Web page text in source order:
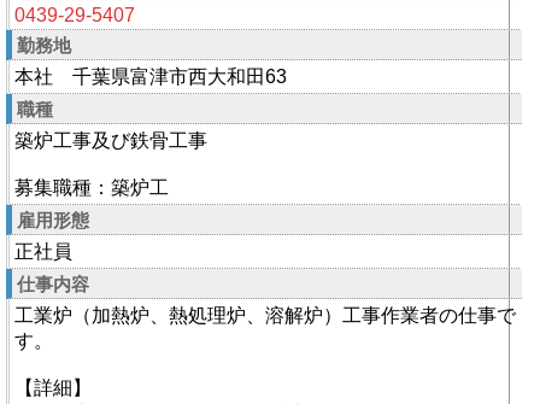
0439-29-5407
勤務地
本社 千葉県富津市西大和田63
職種
築炉工事及び鉄骨工事
募集職種：築炉工
雇用形態
正社員
仕事内容
工業炉（加熱炉、熱処理炉、溶解炉）工事作業者の仕事で
す。
【詳細】